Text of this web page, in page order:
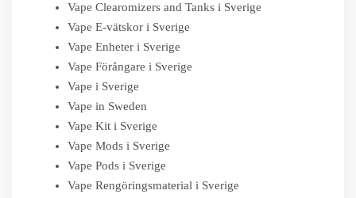
Vape Clearomizers and Tanks i Sverige
Vape E-vätskor i Sverige
Vape Enheter i Sverige
Vape Förångare i Sverige
Vape i Sverige
Vape in Sweden
Vape Kit i Sverige
Vape Mods i Sverige
Vape Pods i Sverige
Vape Rengöringsmaterial i Sverige